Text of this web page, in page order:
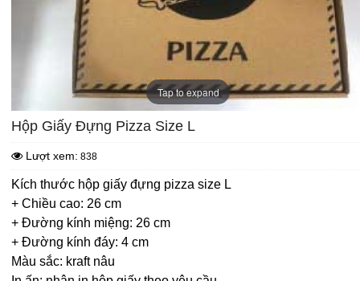
Tap to expand
Hộp Giấy Đựng Pizza Size L
Lượt xem: 838
Kích thước hộp giấy đựng pizza size L
+ Chiều cao: 26 cm
+ Đường kính miệng: 26 cm
+ Đường kính đáy: 4 cm
Màu sắc: kraft nâu